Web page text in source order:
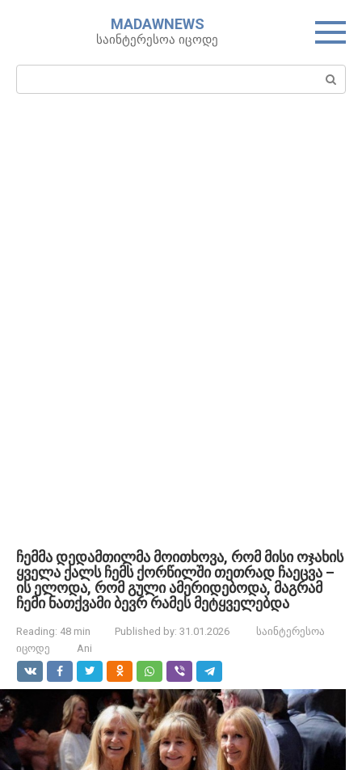
MADAWNEWS
საინტერესოა იცოდე
Search:
ჩემმა დედამთილმა მოითხოვა, რომ მისი ოჯახის
ყველა ქალს ჩემს ქორწილში თეთრად ჩაეცვა –
ის ელოდა, რომ გული ამერიდებოდა, მაგრამ
ჩემი ნათქვამი ბევრ რამეს მეტყველებდა
Reading: 48 min Published by: 31.01.2026
საინტერესოა
იცოდე
Ani